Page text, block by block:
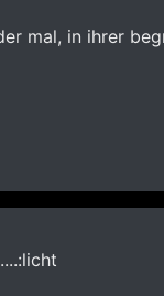
mal, in ihrer